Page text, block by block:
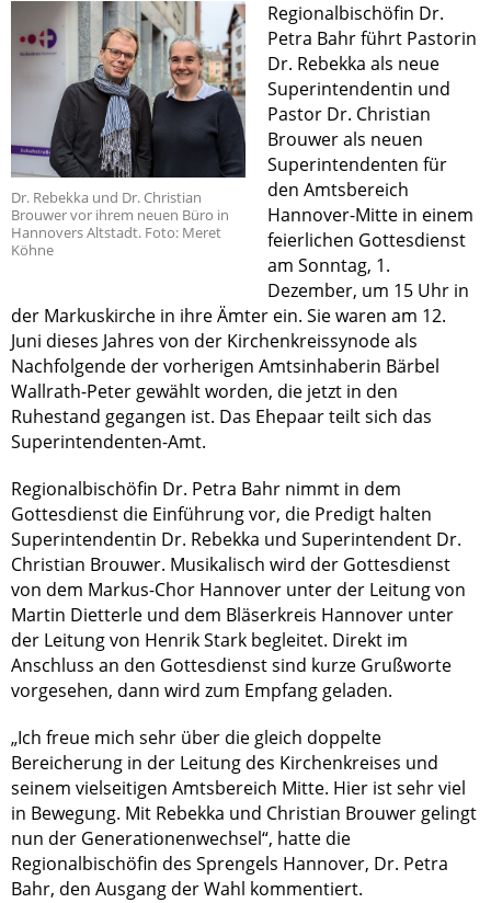
Dr. Rebekka und Dr. Christian
Brouwer vor ihrem neuen Büro in
Hannovers Altstadt. Foto: Meret
Köhne
Regionalbischöfin Dr.
Petra Bahr führt Pastorin
Dr. Rebekka als neue
Superintendentin und
Pastor Dr. Christian
Brouwer als neuen
Superintendenten für
den Amtsbereich
Hannover-Mitte in einem
feierlichen Gottesdienst
am Sonntag, 1.
Dezember, um 15 Uhr in
der Markuskirche in ihre Ämter ein. Sie waren am 12.
Juni dieses Jahres von der Kirchenkreissynode als
Nachfolgende der vorherigen Amtsinhaberin Bärbel
Wallrath-Peter gewählt worden, die jetzt in den
Ruhestand gegangen ist. Das Ehepaar teilt sich das
Superintendenten-Amt.
Regionalbischöfin Dr. Petra Bahr nimmt in dem
Gottesdienst die Einführung vor, die Predigt halten
Superintendentin Dr. Rebekka und Superintendent Dr.
Christian Brouwer. Musikalisch wird der Gottesdienst
von dem Markus-Chor Hannover unter der Leitung von
Martin Dietterle und dem Bläserkreis Hannover unter
der Leitung von Henrik Stark begleitet. Direkt im
Anschluss an den Gottesdienst sind kurze Grußworte
vorgesehen, dann wird zum Empfang geladen.
„Ich freue mich sehr über die gleich doppelte
Bereicherung in der Leitung des Kirchenkreises und
seinem vielseitigen Amtsbereich Mitte. Hier ist sehr viel
in Bewegung. Mit Rebekka und Christian Brouwer gelingt
nun der Generationenwechsel“, hatte die
Regionalbischöfin des Sprengels Hannover, Dr. Petra
Bahr, den Ausgang der Wahl kommentiert.